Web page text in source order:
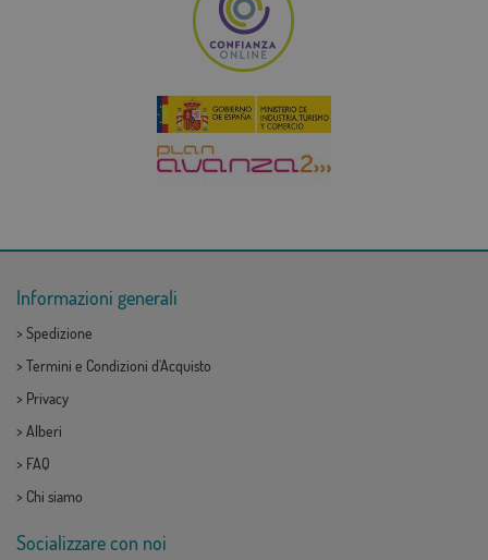
Informazioni generali
> Spedizione
> Termini e Condizioni d'Acquisto
> Privacy
> Alberi
> FAQ
> Chi siamo
Socializzare con noi